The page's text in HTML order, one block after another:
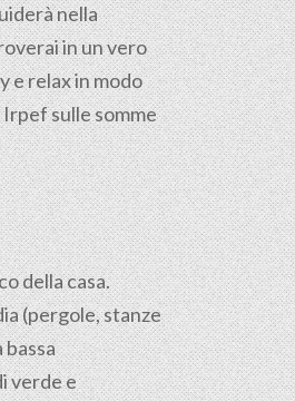
nella
in un vero
e relax in modo
sulle somme
della casa.
(pergole, stanze
verde e